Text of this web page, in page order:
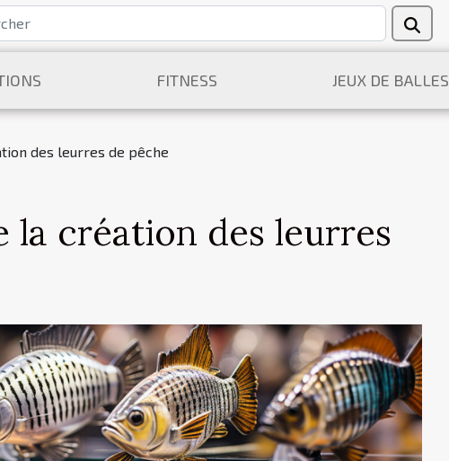
FITNESS JEUX DE BALLES
des leurres de pêche
la création des leurres